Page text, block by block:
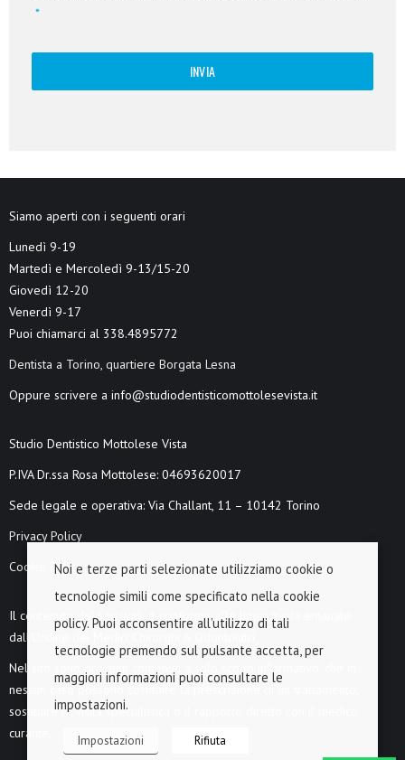
*
Siamo aperti con i seguenti orari
Lunedì 9-19
Martedì e Mercoledì 9-13/15-20
Giovedì 12-20
Venerdì 9-17
Puoi chiamarci al 338.4895772
Dentista a Torino, quartiere Borgata Lesna
Oppure scrivere a info@studiodentisticomottolesevista.it
Studio Dentistico Mottolese Vista
P.IVA Dr.ssa Rosa Mottolese: 04693620017
Sede legale e operativa: Via Challant, 11 – 10142 Torino
Privacy Policy
Cookie Policy
Il contenuto del sito web è conforme alle linee guida emanate
dall’Ordine dei Medici Chirurghi e Odontoiatri.
Nel sito sono presenti contenuti a solo scopo informativo, che in
nessun caso possono costituire la prescrizione di un trattamento,
sostituire la visita specialistica o il rapporto diretto con il medico
curante.
Noi e terze parti selezionate utilizziamo cookie o
tecnologie simili come specificato nella cookie
policy. Puoi acconsentire all’utilizzo di tali
tecnologie premendo sul pulsante accetta, per
maggiori informazioni puoi consultare le
impostazioni.
Impostazioni Rifiuta